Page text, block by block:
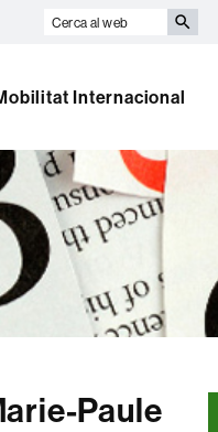
Cerca
Internacional
Paule